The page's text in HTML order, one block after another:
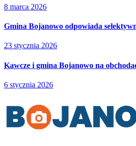
8 marca 2026
Gmina Bojanowo odpowiada
23 stycznia 2026
Kawcze i gmina Bojanowo na
6 stycznia 2026